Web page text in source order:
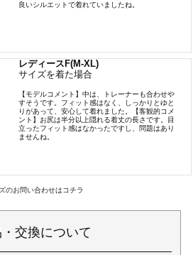
良いシルエットで着れていましたね。
レディースF(M-XL)
サイズを着た場合
【モデルコメント】中は、トレーナーも合わせや
すそうです。フィット感はなく、しっかりとゆと
りがあって、安心して着れました。【客観的コメ
ント】お尻は半分以上隠れる着丈の長さです。目
立ったフィット感はなかったですし、問題はあり
ませんね。
のお問い合わせはコチラ
交換について